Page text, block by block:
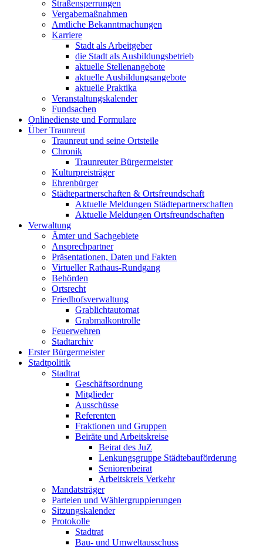
Straßensperrungen
Vergabemaßnahmen
Amtliche Bekanntmachungen
Karriere
Stadt als Arbeitgeber
die Stadt als Ausbildungsbetrieb
aktuelle Stellenangebote
aktuelle Ausbildungsangebote
aktuelle Praktika
Veranstaltungskalender
Fundsachen
Onlinedienste und Formulare
Über Traunreut
Traunreut und seine Ortsteile
Chronik
Traunreuter Bürgermeister
Kulturpreisträger
Ehrenbürger
Städtepartnerschaften & Ortsfreundschaft
Aktuelle Meldungen Städtepartnerschaften
Aktuelle Meldungen Ortsfreundschaften
Verwaltung
Ämter und Sachgebiete
Ansprechpartner
Präsentationen, Daten und Fakten
Virtueller Rathaus-Rundgang
Behörden
Ortsrecht
Friedhofsverwaltung
Grablichtautomat
Grabmalkontrolle
Feuerwehren
Stadtarchiv
Erster Bürgermeister
Stadtpolitik
Stadtrat
Geschäftsordnung
Mitglieder
Ausschüsse
Referenten
Fraktionen und Gruppen
Beiräte und Arbeitskreise
Beirat des JuZ
Lenkungsgruppe Städtebauförderung
Seniorenbeirat
Arbeitskreis Verkehr
Mandatsträger
Parteien und Wählergruppierungen
Sitzungskalender
Protokolle
Stadtrat
Bau- und Umweltausschuss